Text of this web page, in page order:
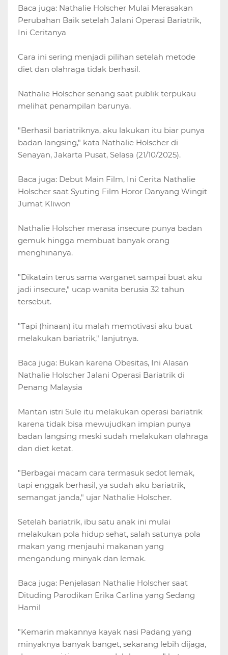
Baca juga: Nathalie Holscher Mulai Merasakan
Perubahan Baik setelah Jalani Operasi Bariatrik,
Ini Ceritanya
Cara ini sering menjadi pilihan setelah metode
diet dan olahraga tidak berhasil.
Nathalie Holscher senang saat publik terpukau
melihat penampilan barunya.
"Berhasil bariatriknya, aku lakukan itu biar punya
badan langsing," kata Nathalie Holscher di
Senayan, Jakarta Pusat, Selasa (21/10/2025).
Baca juga: Debut Main Film, Ini Cerita Nathalie
Holscher saat Syuting Film Horor Danyang Wingit
Jumat Kliwon
Nathalie Holscher merasa insecure punya badan
gemuk hingga membuat banyak orang
menghinanya.
"Dikatain terus sama warganet sampai buat aku
jadi insecure," ucap wanita berusia 32 tahun
tersebut.
"Tapi (hinaan) itu malah memotivasi aku buat
melakukan bariatrik," lanjutnya.
Baca juga: Bukan karena Obesitas, Ini Alasan
Nathalie Holscher Jalani Operasi Bariatrik di
Penang Malaysia
Mantan istri Sule itu melakukan operasi bariatrik
karena tidak bisa mewujudkan impian punya
badan langsing meski sudah melakukan olahraga
dan diet ketat.
"Berbagai macam cara termasuk sedot lemak,
tapi enggak berhasil, ya sudah aku bariatrik,
semangat janda," ujar Nathalie Holscher.
Setelah bariatrik, ibu satu anak ini mulai
melakukan pola hidup sehat, salah satunya pola
makan yang menjauhi makanan yang
mengandung minyak dan lemak.
Baca juga: Penjelasan Nathalie Holscher saat
Dituding Parodikan Erika Carlina yang Sedang
Hamil
"Kemarin makannya kayak nasi Padang yang
minyaknya banyak banget, sekarang lebih dijaga,